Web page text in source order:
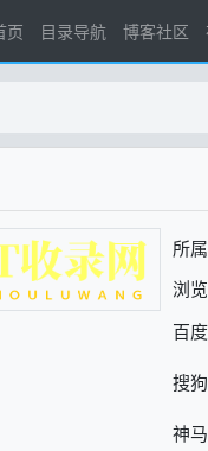
页 目录导航 博客社区
所
浏
百
搜狗
神马